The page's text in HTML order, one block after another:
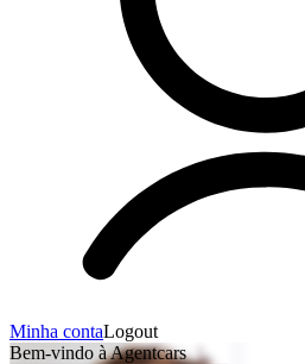
Minha contaLogout
Bem-vindo à Agentcars